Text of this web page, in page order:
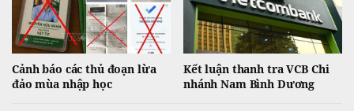
Cảnh báo các thủ đoạn lừa
đảo mùa nhập học
Kết luận thanh tra VCB Chi
nhánh Nam Bình Dương